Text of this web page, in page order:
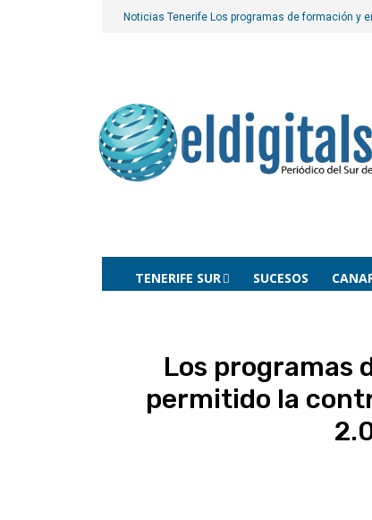
Noticias Tenerife Los programas de formación y
TENERIFE SUR SUCESOS
Los programas
permitido la